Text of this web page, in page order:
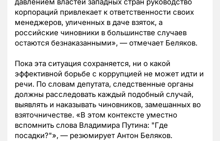
давлением властей западных стран руководство
корпораций привлекает к ответственности своих
менеджеров, уличенных в даче взяток, а
российские чиновники в большинстве случаев
остаются безнаказанными», — отмечает Беляков.
Пока эта ситуация сохраняется, ни о какой
эффективной борьбе с коррупцией не может идти и
речи. По словам депутата, следственные органы
должны расследовать каждый подобный случай,
выявлять и наказывать чиновников, замешанных во
взяточничестве. «В этом контексте уместно
вспомнить слова Владимира Путина: "Где
посадки?"», — резюмирует Антон Беляков.